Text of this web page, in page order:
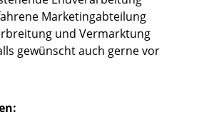
Marketingabteilung
und Vermarktung
gewünscht auch gerne vor